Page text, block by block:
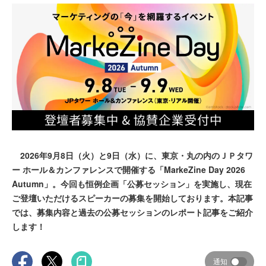
2026年9月8日（火）と9日（水）に、東京・丸の内のＪＰタワ
ー ホール＆カンファレンスで開催する「MarkeZine Day 2026
Autumn」。今回も恒例企画「公募セッション」を実施し、現在
ご登壇いただけるスピーカーの募集を開始しております。本記事
では、募集内容と過去の公募セッションのレポート記事をご紹介
します！
通知